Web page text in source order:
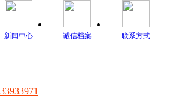
新闻中心 诚信档案 联系方式